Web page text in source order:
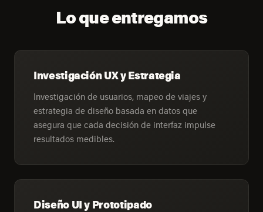
Lo que entregamos
Investigación UX y Estrategia
Investigación de usuarios, mapeo de viajes y
estrategia de diseño basada en datos que
asegura que cada decisión de interfaz impulse
resultados medibles.
Diseño UI y Prototipado